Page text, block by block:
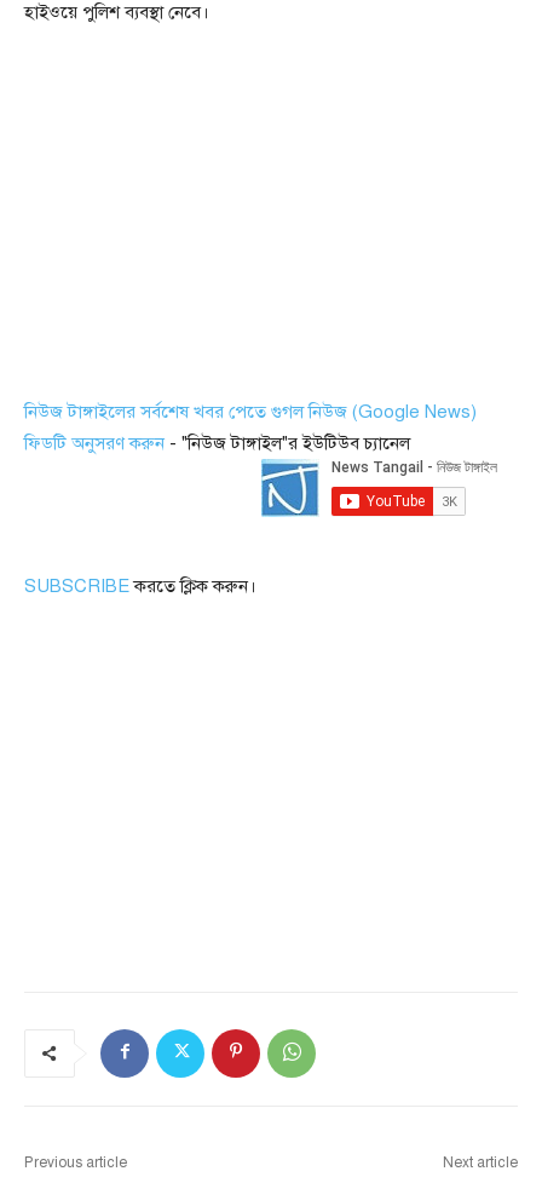
হাইওয়ে পুলিশ ব্যবস্থা নেবে।
নিউজ টাঙ্গাইলের সর্বশেষ খবর পেতে গুগল নিউজ (Google News)
ফিডটি অনুসরণ করুন - "নিউজ টাঙ্গাইল"র ইউটিউব চ্যানেল
SUBSCRIBEকরতে ক্লিক করুন।
Previous article Next article